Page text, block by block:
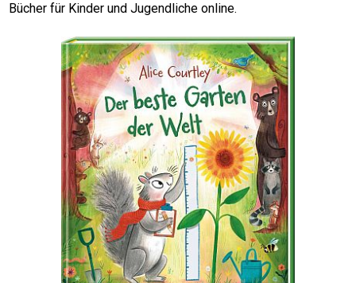
Bücher für Kinder und Jugendliche online.